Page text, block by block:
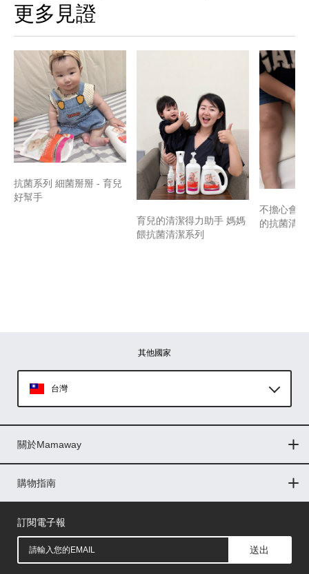
更多見證
抗菌系列 細菌掰掰 - 育兒
好幫手
育兒的清潔得力助手 媽媽
餵抗菌清潔系列
不擔心會
的抗菌清
其他國家
台灣
印尼
菲律賓
馬來西亞
關於Mamaway
門市據點
最新消息
品牌故事
人力招募
媒體花絮
隱私權聲明
CSR企業社會責任
購物指南
購物常見問題
退換貨問題
儲值金使用條款
購買儲值金
發票問題
會員權益
線上留言
吸乳器-免費體驗
訂閱電子報
送出